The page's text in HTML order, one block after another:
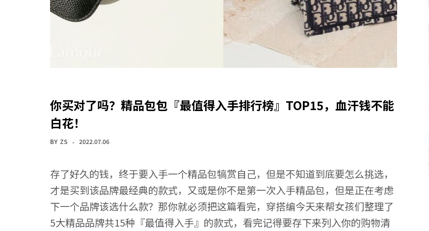
你买对了吗？精品包包『最值得入手排行榜』TOP15，血汗钱不能
白花！
BY ZS 2022.07.06
存了好久的钱，终于要入手一个精品包犒赏自己，但是不知道到底要怎么挑选，
才是买到该品牌最经典的款式，又或是你不是第一次入手精品包，但是正在考虑
下一个品牌该选什么款？那你就必须把这篇看完，穿搭编今天来帮女孩们整理了
5大精品品牌共15种『最值得入手』的款式，看完记得要存下来列入你的购物清